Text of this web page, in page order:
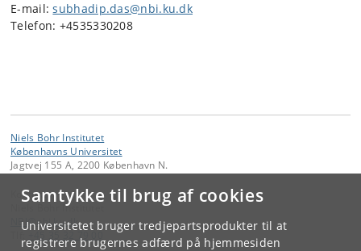
Samtykke til brug af cookies
Universitetet bruger tredjepartsprodukter til at
registrere brugernes adfærd på hjemmesiden
E-mail:subhadip.das@nbi.ku.dk
Telefon: +4535330208
Niels Bohr Institutet
Københavns Universitet
Jagtvej 155 A, 2200 København N.
Kontakt:
Niels Bohr Institutet
NBI@ nbi ku.dk